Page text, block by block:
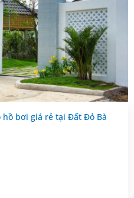
bơi giá rẻ tại Đất Đỏ Bà